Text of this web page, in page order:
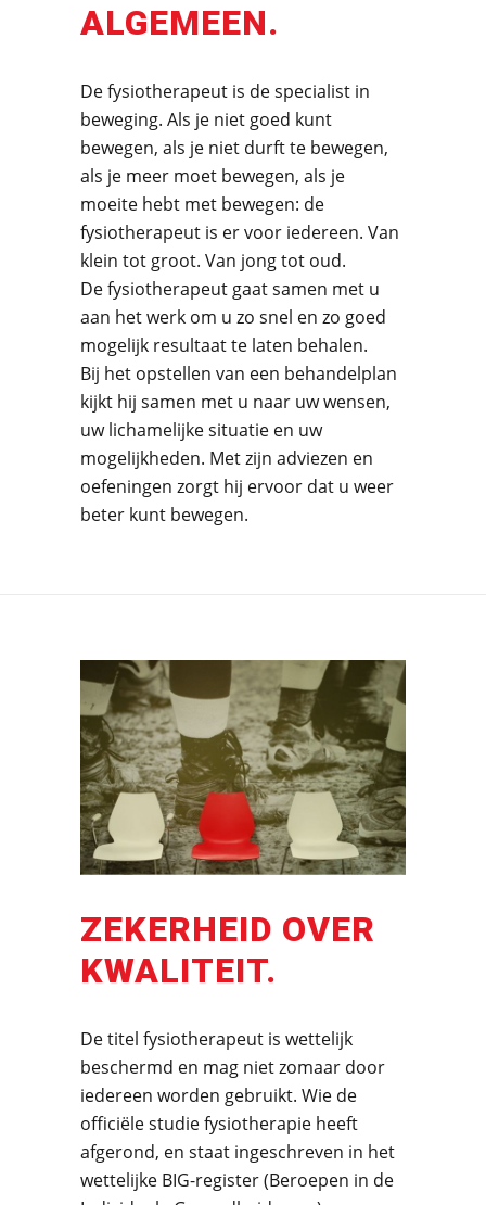
ALGEMEEN.
De fysiotherapeut is de specialist in
beweging. Als je niet goed kunt
bewegen, als je niet durft te bewegen,
als je meer moet bewegen, als je
moeite hebt met bewegen: de
fysiotherapeut is er voor iedereen. Van
klein tot groot. Van jong tot oud.
De fysiotherapeut gaat samen met u
aan het werk om u zo snel en zo goed
mogelijk resultaat te laten behalen.
Bij het opstellen van een behandelplan
kijkt hij samen met u naar uw wensen,
uw lichamelijke situatie en uw
mogelijkheden. Met zijn adviezen en
oefeningen zorgt hij ervoor dat u weer
beter kunt bewegen.
ZEKERHEID OVER
KWALITEIT.
De titel fysiotherapeut is wettelijk
beschermd en mag niet zomaar door
iedereen worden gebruikt. Wie de
officiële studie fysiotherapie heeft
afgerond, en staat ingeschreven in het
wettelijke BIG-register (Beroepen in de